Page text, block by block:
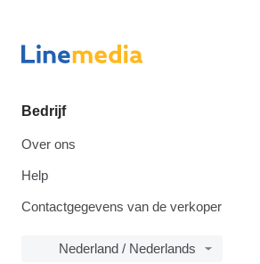
Bedrijf
Over ons
Help
Contactgegevens van de verkoper
Nederland / Nederlands